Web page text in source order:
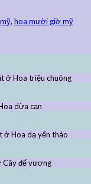
, hoa mười giờ mỹ
ở Hoa triệu chuông
dừa cạn
ở Hoa dạ yến thảo
Cây đế vương